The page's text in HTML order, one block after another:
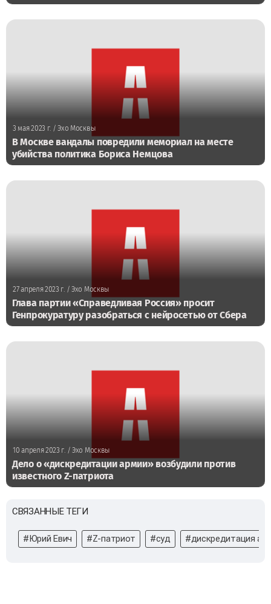
3 мая 2023 г. / Эхо Москвы
В Москве вандалы повредили мемориал на месте
убийства политика Бориса Немцова
27 апреля 2023 г./ Эхо Москвы
Глава партии «Справедливая Россия» просит
Генпрокуратуру разобраться с нейросетью от Сбера
10 апреля 2023 г. / Эхо Москвы
Дело о «дискредитации армии» возбудили против
известного Z-патриота
СВЯЗАННЫЕ ТЕГИ
#Юрий Евич #Z-патриот #суд #дискредитация